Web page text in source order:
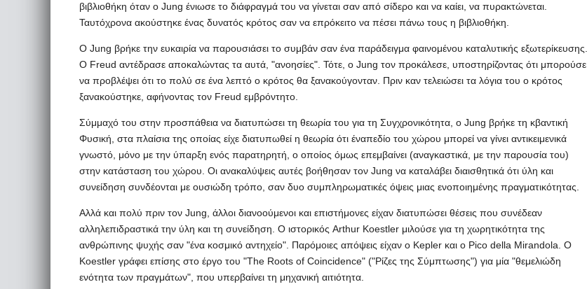
βιβλιοθήκη όταν ο Jung ένιωσε το διάφραγμά του να γίνεται σαν από σίδερο και να καίει, να πυρακτώνεται.
Ταυτόχρονα ακούστηκε ένας δυνατός κρότος σαν να επρόκειτο να πέσει πάνω τους η βιβλιοθήκη.
Ο Jung βρήκε την ευκαιρία να παρουσιάσει το συμβάν σαν ένα παράδειγμα φαινομένου καταλυτικής εξωτερίκευσης.
Ο Freud αντέδρασε αποκαλώντας τα αυτά, "ανοησίες". Τότε, ο Jung τον προκάλεσε, υποστηρίζοντας ότι μπορούσε
να προβλέψει ότι το πολύ σε ένα λεπτό ο κρότος θα ξανακούγονταν. Πριν καν τελειώσει τα λόγια του ο κρότος
ξανακούστηκε, αφήνοντας τον Freud εμβρόντητο.
Σύμμαχό του στην προσπάθεια να διατυπώσει τη θεωρία του για τη Συγχρονικότητα, ο Jung βρήκε τη κβαντική
Φυσική, στα πλαίσια της οποίας είχε διατυπωθεί η θεωρία ότι έναπεδίο του χώρου μπορεί να γίνει αντικειμενικά
γνωστό, μόνο με την ύπαρξη ενός παρατηρητή, ο οποίος όμως επεμβαίνει (αναγκαστικά, με την παρουσία του)
στην κατάσταση του χώρου. Οι ανακαλύψεις αυτές βοήθησαν τον Jung να καταλάβει διαισθητικά ότι ύλη και
συνείδηση συνδέονται με ουσιώδη τρόπο, σαν δυο συμπληρωματικές όψεις μιας ενοποιημένης πραγματικότητας.
Αλλά και πολύ πριν τον Jung, άλλοι διανοούμενοι και επιστήμονες είχαν διατυπώσει θέσεις που συνέδεαν
αλληλεπιδραστικά την ύλη και τη συνείδηση. Ο ιστορικός Arthur Koestler μιλούσε για τη χωρητικότητα της
ανθρώπινης ψυχής σαν "ένα κοσμικό αντηχείο". Παρόμοιες απόψεις είχαν ο Kepler και ο Pico della Mirandola. Ο
Koestler γράφει επίσης στο έργο του "The Roots of Coincidence" ("Ρίζες της Σύμπτωσης") για μία "θεμελιώδη
ενότητα των πραγμάτων", που υπερβαίνει τη μηχανική αιτιότητα.